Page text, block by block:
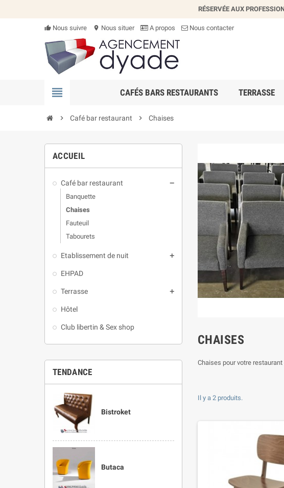
RÉSERVÉE AUX
thumb_up_alt
Nous suivre location_on Nous situer A propos Nous contacter
view_headline CAFÉS BARS RESTAURANTS TERRASSE
chevron_right Café bar restaurant chevron_right Chaises
ACCUEIL
Café bar restaurant remove
Banquette
Chaises
Fauteuil
Tabourets
Etablissement de nuit add
EHPAD
Terrasse add
Hôtel
Club libertin & Sex shop
TENDANCE
Bistroket
Butaca
CHAISES
Chaises pour votre
Il y a 2 produits.